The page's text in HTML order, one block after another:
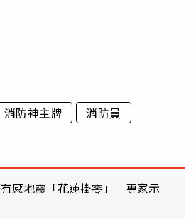
消防神主牌 消防員
感地震「花蓮掛零」 專家示